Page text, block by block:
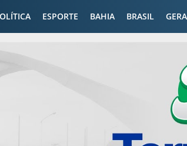
ESPORTE BAHIA BRASIL